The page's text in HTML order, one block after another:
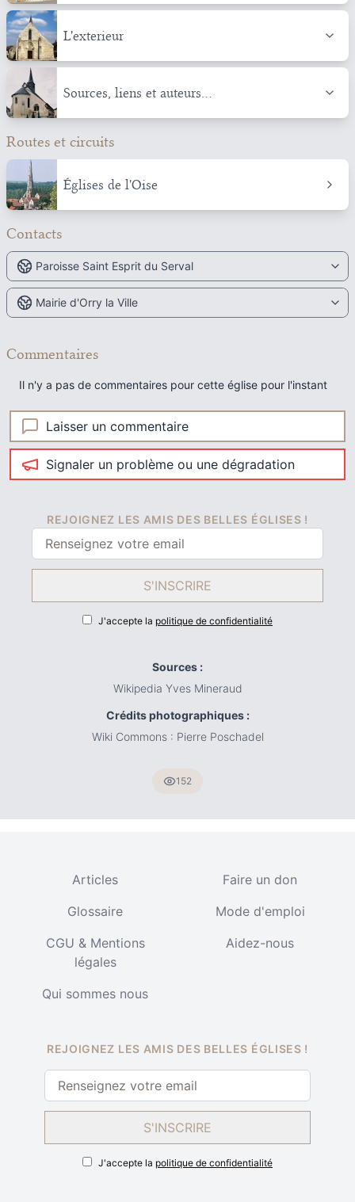
L'exterieur
Sources, liens et auteurs...
Routes et circuits
Églises de l'Oise
Contacts
Paroisse Saint Esprit du Serval
Mairie d'Orry la Ville
Commentaires
Il n'y a pas de commentaires pour cette église pour l'instant
Laisser un commentaire
Signaler un problème ou une dégradation
REJOIGNEZ LES AMIS DES BELLES ÉGLISES !
S'INSCRIRE
J'accepte la politique de confidentialité
Sources :
Wikipedia Yves Mineraud
Crédits photographiques :
Wiki Commons : Pierre Poschadel
152
Articles
Faire un don
Glossaire
Mode d'emploi
CGU & Mentions
légales
Aidez-nous
Qui sommes nous
REJOIGNEZ LES AMIS DES BELLES ÉGLISES !
S'INSCRIRE
J'accepte la politique de confidentialité